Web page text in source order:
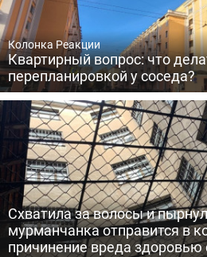
Колонка Реакции
Квартирный вопрос: что
перепланировкой у соседа?
Схватила за волосы и
мурманчанка отправится в
причинение вреда здоровью